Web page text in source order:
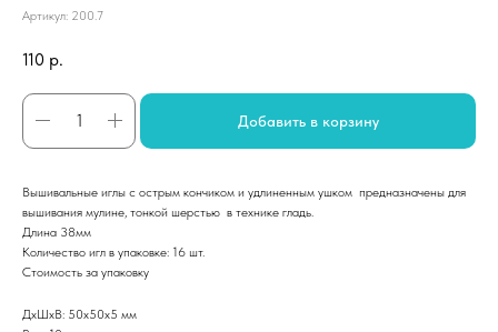
Артикул: 200.7
110 р.
Добавить в корзину
Вышивальные иглы с острым кончиком и удлиненным ушком предназначены для
вышивания мулине, тонкой шерстью в технике гладь.
Длина 38мм
Количество игл в упаковке: 16 шт.
Стоимость за упаковку
ДxШxВ: 50x50x5 мм